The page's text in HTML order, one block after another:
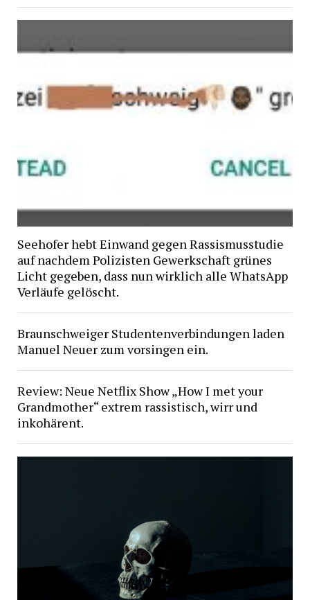
Seehofer hebt Einwand gegen Rassismusstudie
auf nachdem Polizisten Gewerkschaft grünes
Licht gegeben, dass nun wirklich alle WhatsApp
Verläufe gelöscht.
Braunschweiger Studentenverbindungen laden
Manuel Neuer zum vorsingen ein.
Review: Neue Netflix Show „How I met your
Grandmother“ extrem rassistisch, wirr und
inkohärent.